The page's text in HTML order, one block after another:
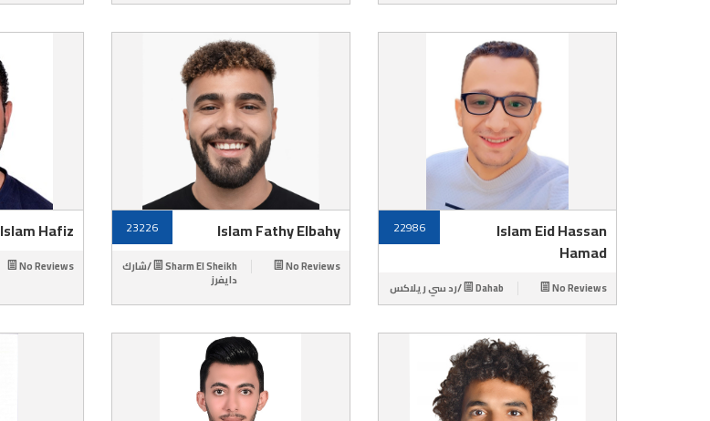
Islam Eid Hassan
Hamad
22986
No Reviews Dahab /رد سي ريلاكس
Islam Fathy Elbahy
23226
No Reviews Sharm El Sheikh /شارك
دايفرز
Islam Hafiz
No Reviews